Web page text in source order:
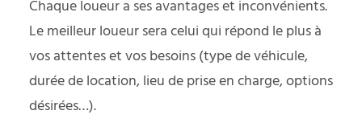
Chaque loueur a ses avantages et inconvénients.
Le meilleur loueur sera celui qui répond le plus à
vos attentes et vos besoins (type de véhicule,
durée de location, lieu de prise en charge, options
désirées…).